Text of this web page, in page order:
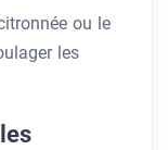
ou le
les